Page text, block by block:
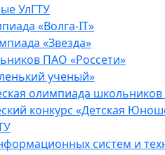
УлГТУ
«Волга-IT»
«Звезда»
ПАО «Россети»
ученый»
олимпиада
конкурс «Детская
систем и